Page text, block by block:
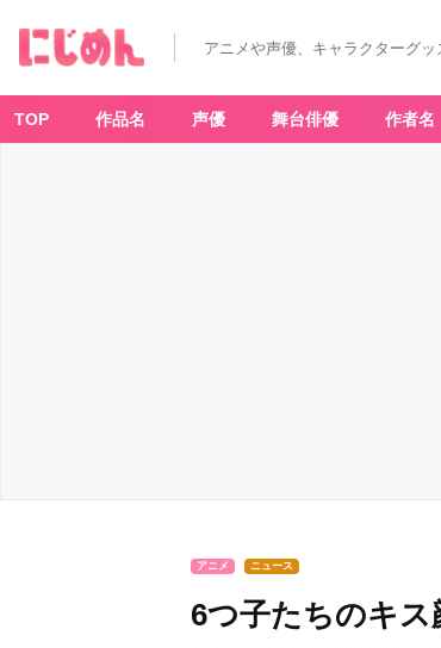
アニメや声優、キャラクターグ
TOP 作品名 声優 舞台俳優 作者名
アニメ ニュース
6つ子たちのキ